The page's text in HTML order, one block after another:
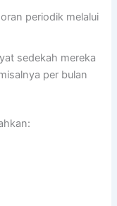
periodik melalui
sedekah mereka
per bulan